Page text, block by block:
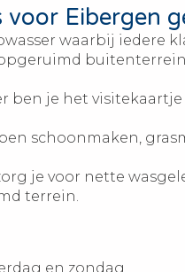
voor Eibergen
waarbij iedere
ben je het visitekaartje
schoonmaken,
je voor nette
terrein.
en zondag